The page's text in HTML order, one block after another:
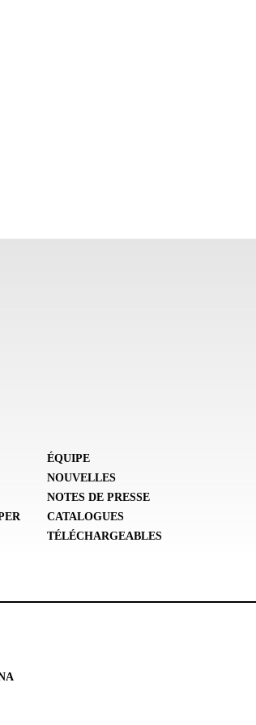
ÉQUIPE
NOUVELLES
NOTES DE PRESSE
CATALOGUES
TÉLÉCHARGEABLES